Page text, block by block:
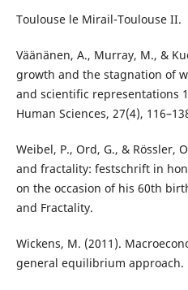
Toulouse le Mirail-Toulouse II.
Väänänen, A., Murray, M., &
growth and the stagnation of
and scientific representations
Human Sciences, 27(4),
Weibel, P., Ord, G., & Rössler,
and fractality: festschrift in
on the occasion of his 60th
and Fractality.
Wickens, M. (2011).
general equilibrium approach.